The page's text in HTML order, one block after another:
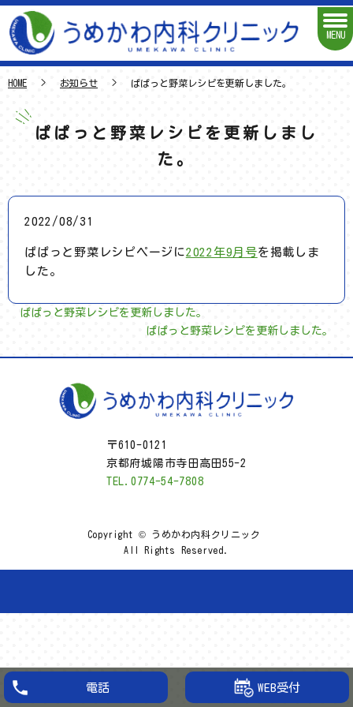
MENU
HOME お知らせ ぱぱっと野菜レシピを更新しました。
ぱぱっと野菜レシピを更新しまし
た。
2022/08/31
ぱぱっと野菜レシピページに 2022年9月号を掲載しま
した。
ぱぱっと野菜レシピを更新しました。
ぱぱっと野菜レシピを更新しました。
WEB受付
〒610-0121
京都府城陽市寺田高田55-2
TEL.0774-54-7808
Copyright © うめかわ内科クリニック
All Rights Reserved.